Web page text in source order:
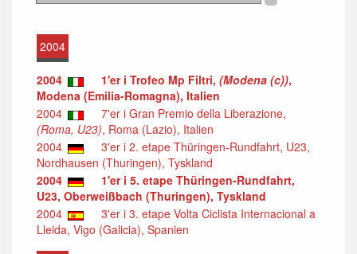
2004
2004 1'er i Trofeo Mp Filtri, (Modena (c)),
Modena (Emilia-Romagna), Italien
2004
7'er i Gran Premio della Liberazione,
(Roma, U23), Roma (Lazio), Italien
2004
3'er i 2. etape Thüringen-Rundfahrt, U23,
Nordhausen (Thuringen), Tyskland
2004
1'er i 5. etape Thüringen-Rundfahrt,
U23, Oberweißbach (Thuringen), Tyskland
2004
3'er i 3. etape Volta Ciclista Internacional a
Lleida, Vigo (Galicia), Spanien